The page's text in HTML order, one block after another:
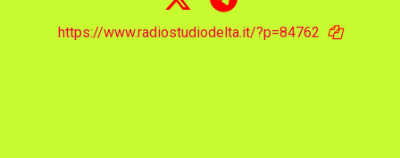
https://www.radiostudiodelta.it/?p=84762